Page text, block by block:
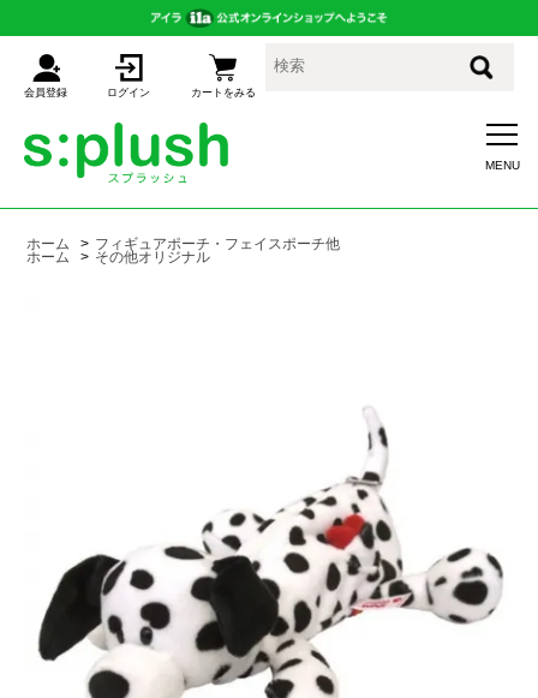
カートをみる
ログイン
会員登録
ホーム > フィギュアポーチ・フェイスポーチ他
ホーム > その他オリジナル